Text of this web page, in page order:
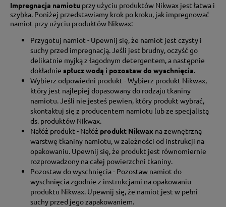
Impregnacja namiotu przy użyciu produktów Nikwax jest łatwa i
szybka. Poniżej przedstawiamy krok po kroku, jak impregnować
namiot przy użyciu produktów Nikwax:
Przygotuj namiot - Upewnij się, że namiot jest czysty i
suchy przed impregnacją. Jeśli jest brudny, oczyść go
delikatnie myjką z łagodnym detergentem, a następnie
dokładnie spłucz wodą i pozostaw do wyschnięcia.
Wybierz odpowiedni produkt - Wybierz produkt Nikwax,
który jest najlepiej dopasowany do rodzaju tkaniny
namiotu. Jeśli nie jesteś pewien, który produkt wybrać,
skontaktuj się z producentem namiotu lub ze specjalistą
ds. produktów Nikwax.
Nałóż produkt - Nałóż produkt Nikwax na zewnętrzną
warstwę tkaniny namiotu, w zależności od instrukcji na
opakowaniu. Upewnij się, że produkt jest równomiernie
rozprowadzony na całej powierzchni tkaniny.
Pozostaw do wyschnięcia - Pozostaw namiot do
wyschnięcia zgodnie z instrukcjami na opakowaniu
produktu Nikwax. Upewnij się, że namiot jest w pełni
suchy przed jego zapakowaniem.